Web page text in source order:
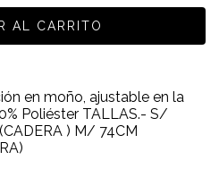
en moño, ajustable en la
Poliéster TALLAS.- S/
) M/ 74CM